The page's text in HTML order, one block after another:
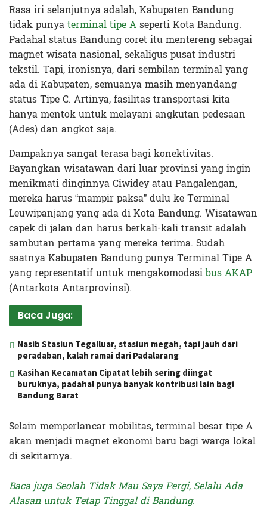
Rasa iri selanjutnya adalah, Kabupaten Bandung
tidak punyaterminal tipe Aseperti Kota Bandung.
Padahal status Bandung coret itu mentereng sebagai
magnet wisata nasional, sekaligus pusat industri
tekstil. Tapi, ironisnya, dari sembilan terminal yang
ada di Kabupaten, semuanya masih menyandang
status Tipe C. Artinya, fasilitas transportasi kita
hanya mentok untuk melayani angkutan pedesaan
(Ades) dan angkot saja.
Dampaknya sangat terasa bagi konektivitas.
Bayangkan wisatawan dari luar provinsi yang ingin
menikmati dinginnya Ciwidey atau Pangalengan,
mereka harus “mampir paksa” dulu ke Terminal
Leuwipanjang yang ada di Kota Bandung. Wisatawan
capek di jalan dan harus berkali-kali transit adalah
sambutan pertama yang mereka terima. Sudah
saatnya Kabupaten Bandung punya Terminal Tipe A
yang representatif untuk mengakomodasibus AKAP
(Antarkota Antarprovinsi).
Baca Juga:
Nasib Stasiun Tegalluar, stasiun megah, tapi jauh dari
peradaban, kalah ramai dari Padalarang
Kasihan Kecamatan Cipatat lebih sering diingat
buruknya, padahal punya banyak kontribusi lain bagi
Bandung Barat
Selain memperlancar mobilitas, terminal besar tipe A
akan menjadi magnet ekonomi baru bagi warga lokal
di sekitarnya.
Baca juga Seolah Tidak Mau Saya Pergi, Selalu Ada
Alasan untuk Tetap Tinggal di Bandung.